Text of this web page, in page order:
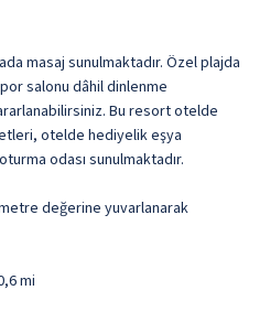
masaj sunulmaktadır. Özel plajda
salonu dâhil dinlenme
Bu resort otelde
otelde hediyelik eşya
odası sunulmaktadır.
değerine yuvarlanarak
mi